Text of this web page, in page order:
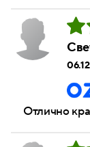
Отлично